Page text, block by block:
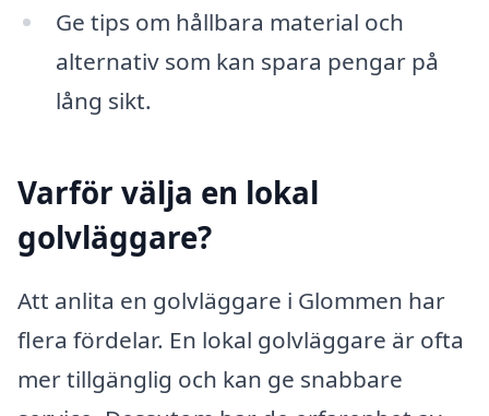
Ge tips om hållbara material och
alternativ som kan spara pengar på
lång sikt.
Varför välja en lokal
golvläggare?
Att anlita en golvläggare i Glommen har
flera fördelar. En lokal golvläggare är ofta
mer tillgänglig och kan ge snabbare